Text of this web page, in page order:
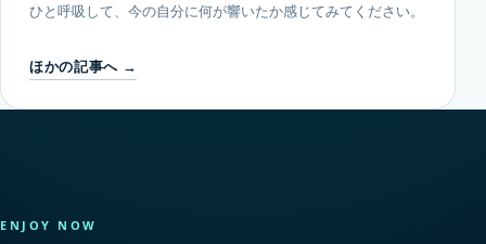
ひと呼吸して、今の自分に何が響いたか感じてみてください。
ほかの記事へ →
ENJOY NOW